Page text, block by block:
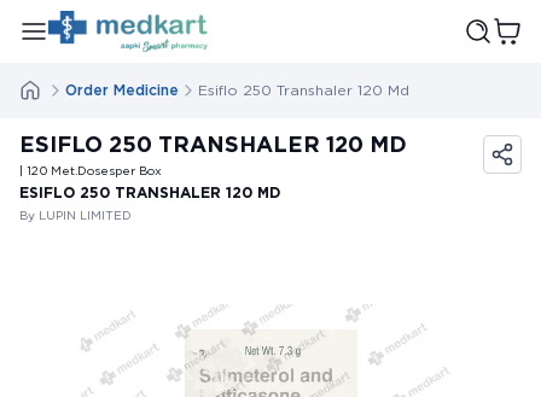
Order Medicine Esiflo 250 Transhaler 120 Md
ESIFLO 250 TRANSHALER 120 MD
| 120 Met.Dosesper Box
ESIFLO 250 TRANSHALER 120 MD
By LUPIN LIMITED